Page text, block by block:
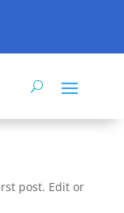
post. Edit or